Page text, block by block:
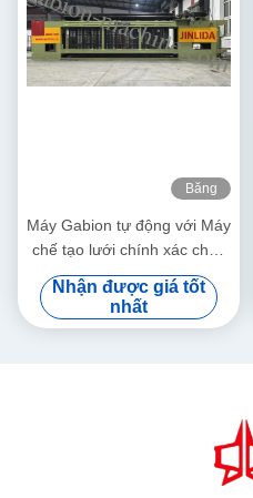
Băng
Máy Gabion tự động với Máy
chế tạo lưới chính xác chạy
bằng servo 5,3m Max Width
Nhận được giá tốt
nhất